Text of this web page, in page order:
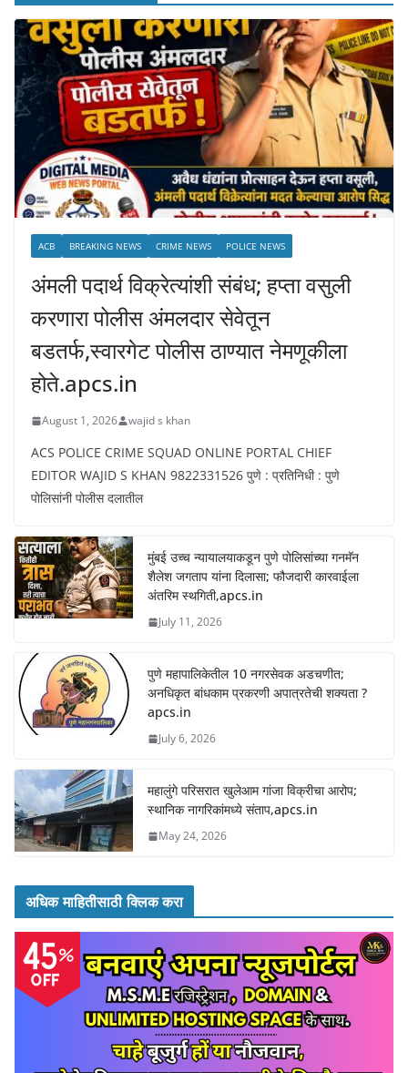
ACB BREAKING NEWS CRIME NEWS POLICE NEWS
अंमली पदार्थ विक्रेत्यांशी संबंध; हप्ता वसुली
करणारा पोलीस अंमलदार सेवेतून
बडतर्फ,स्वारगेट पोलीस ठाण्यात नेमणूकीला
होते.apcs.in
August 1, 2026 wajid s khan
ACS POLICE CRIME SQUAD ONLINE PORTAL CHIEF
EDITOR WAJID S KHAN 9822331526 पुणे : प्रतिनिधी : पुणे
पोलिसांनी पोलीस दलातील
मुंबई उच्च न्यायालयाकडून पुणे पोलिसांच्या गनमॅन
शैलेश जगताप यांना दिलासा; फौजदारी कारवाईला
अंतरिम स्थगिती,apcs.in
July 11, 2026
पुणे महापालिकेतील 10 नगरसेवक अडचणीत;
अनधिकृत बांधकाम प्रकरणी अपात्रतेची शक्यता ?
apcs.in
July 6, 2026
महालुंगे परिसरात खुलेआम गांजा विक्रीचा आरोप;
स्थानिक नागरिकांमध्ये संताप,apcs.in
May 24, 2026
अधिक माहितीसाठी क्लिक करा